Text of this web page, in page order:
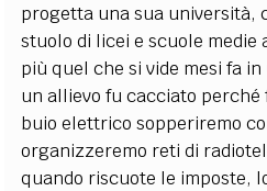
progetta una sua università,
stuolo di licei e scuole medie
più quel che si vide mesi fa
un allievo fu cacciato perché
buio elettrico sopperiremo
organizzeremo reti di
quando riscuote le imposte,